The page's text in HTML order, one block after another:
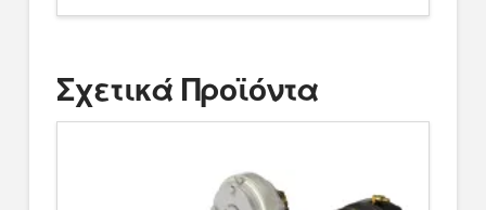
Σχετικά Προϊόντα